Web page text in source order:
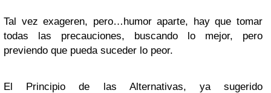
Tal vez exageren, pero…humor aparte, hay que tomar
todas las precauciones, buscando lo mejor, pero
previendo que pueda suceder lo peor.
El Principio de las Alternativas, ya sugerido